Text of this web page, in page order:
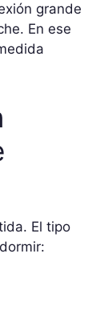
grande
En ese
El tipo